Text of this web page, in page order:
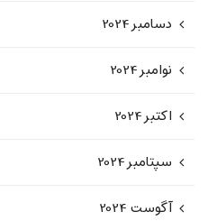
دسامبر 2024
نوامبر 2024
اکتبر 2024
سپتامبر 2024
آگوست 2024